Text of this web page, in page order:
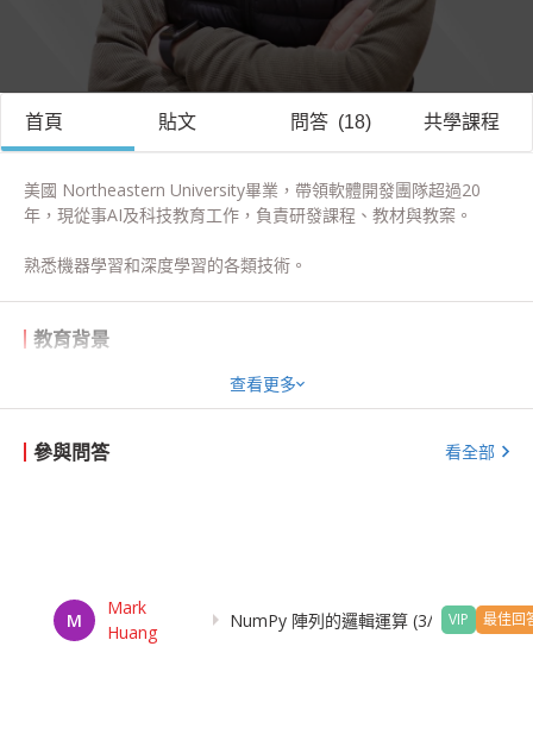
首頁 貼文 問答 (18) 共學課程
美國 Northeastern University畢業，帶領軟體開發團隊超過20
年，現從事AI及科技教育工作，負責研發課程、教材與教案。
熟悉機器學習和深度學習的各類技術。
教育背景
Northeastern University Information Systems 碩士
獲獎紀錄
經歷
查看更多
參與問答 看全部
M
Mark
Huang
arrow_right NumPy 陣列的邏輯運算 (3/19更新)
VIP 最佳回